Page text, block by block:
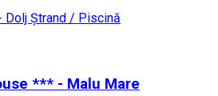
Dolj Ștrand / Piscină
*** - Malu Mare